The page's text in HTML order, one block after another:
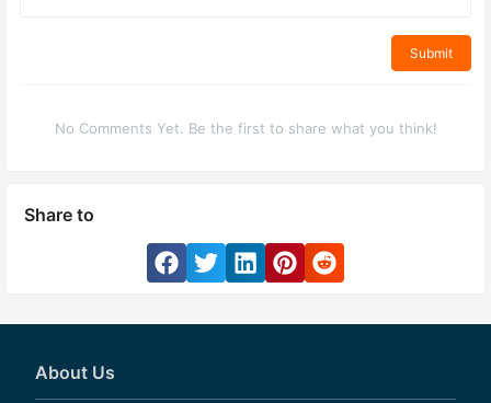
Submit
No Comments Yet. Be the first to share what you think!
Share to
About Us